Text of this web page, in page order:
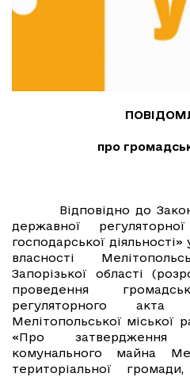
про
Відповідно до Закону
державної
господарської
власності
Запорізької області
проведення
регуляторного
Мелітопольської міської
«Про затвердження
комунального майна
територіальної